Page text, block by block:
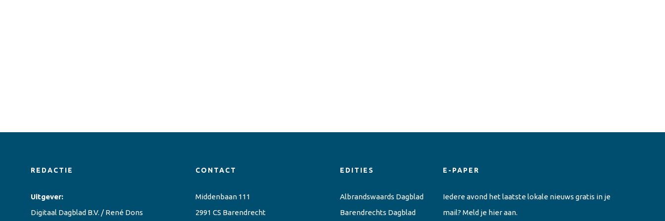
REDACTIE
Uitgever:
Digitaal Dagblad B.V. / René Dons
CONTACT
Middenbaan 111
2991 CS Barendrecht
EDITIES
Albrandswaards Dagblad
Barendrechts Dagblad
E-PAPER
Iedere avond het laatste lokale nieuws gratis in je
mail? Meld je hier aan.